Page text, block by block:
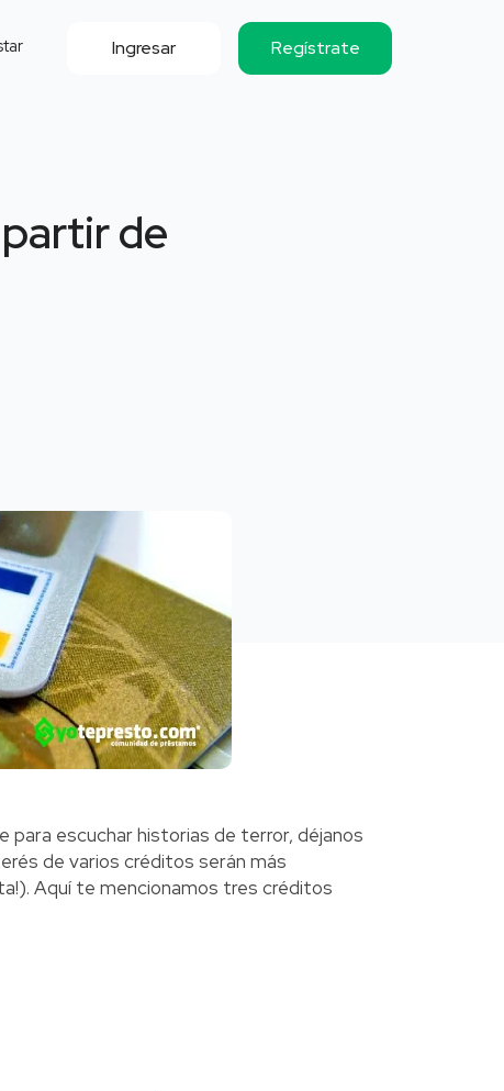
Ingresar Regístrate
de
para escuchar historias de terror, déjanos
de varios créditos serán más
Aquí te mencionamos tres créditos